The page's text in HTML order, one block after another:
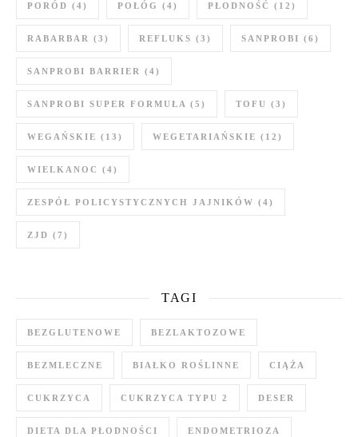
PORÓD (4) POŁÓG (4) PŁODNOŚĆ (12)
RABARBAR (3) REFLUKS (3) SANPROBI (6)
SANPROBI BARRIER (4)
SANPROBI SUPER FORMUŁA (5) TOFU (3)
WEGAŃSKIE (13) WEGETARIAŃSKIE (12)
WIELKANOC (4)
ZESPÓŁ POLICYSTYCZNYCH JAJNIKÓW (4)
ZJD (7)
TAGI
BEZGLUTENOWE BEZLAKTOZOWE
BEZMLECZNE BIAŁKO ROŚLINNE CIĄŻA
CUKRZYCA CUKRZYCA TYPU 2 DESER
DIETA DLA PŁODNOŚCI ENDOMETRIOZA